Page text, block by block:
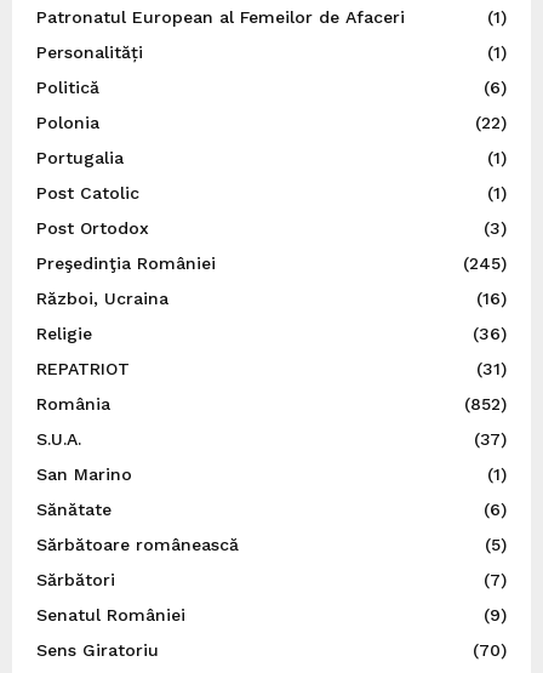
Patronatul European al Femeilor de Afaceri
(1)
Personalități
(1)
Politică
(6)
Polonia
(22)
Portugalia
(1)
Post Catolic
(1)
Post Ortodox
(3)
Preşedinţia României
(245)
Război, Ucraina
(16)
Religie
(36)
REPATRIOT
(31)
România
(852)
S.U.A.
(37)
San Marino
(1)
Sănătate
(6)
Sărbătoare românească
(5)
Sărbători
(7)
Senatul României
(9)
Sens Giratoriu
(70)